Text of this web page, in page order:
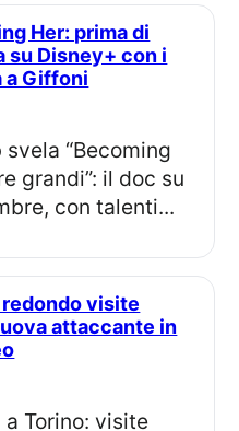
su Disney+ con i
a Giffoni
grandi”: il doc su
con talenti...
attaccante in